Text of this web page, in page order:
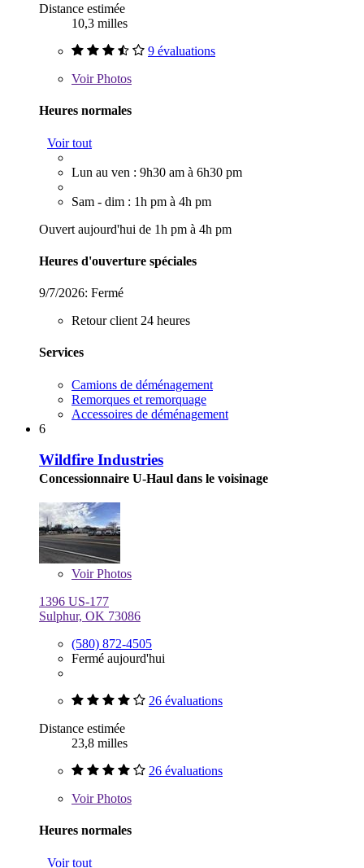
Distance estimée
10,3 milles
9 évaluations
VoirPhotos
Heures normales
Voir tout
Lun au ven : 9h30 am à 6h30 pm
Sam - dim : 1h pm à 4h pm
Ouvert aujourd'hui de 1h pm à 4h pm
Heures d'ouverture spéciales
9/7/2026: Fermé
Retour client 24 heures
Services
Camions de déménagement
Remorques et remorquage
Accessoires de déménagement
6
Wildfire Industries
Concessionnaire U-Haul dans le voisinage
VoirPhotos
1396 US-177
Sulphur, OK 73086
(580) 872-4505
Fermé aujourd'hui
26 évaluations
Distance estimée
23,8 milles
26 évaluations
VoirPhotos
Heures normales
Voir tout